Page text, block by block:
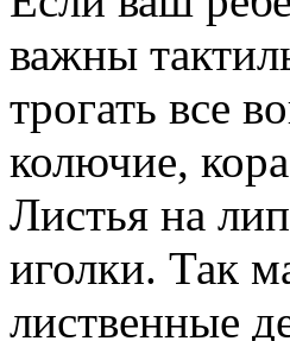
важны
трогать все
колючие,
Листья на
иголки. Так
лиственные